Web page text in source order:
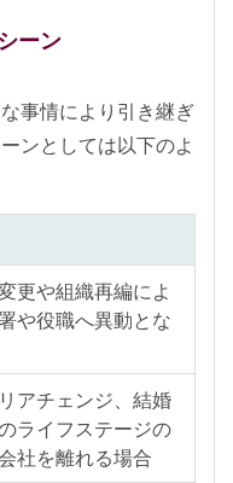
ーン
事情により引き継ぎ
ンとしては以下のよ
更や組織再編によ
や役職へ異動とな
アチェンジ、結婚
ライフステージの
社を離れる場合